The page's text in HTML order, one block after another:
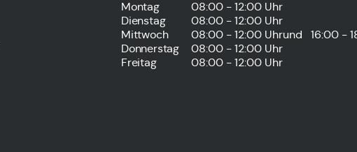
Montag
08:00 - 12:00 Uhr
Dienstag
08:00 - 12:00 Uhr
Mittwoch
08:00 - 12:00 Uhrund
16:00 -
Donnerstag
08:00 - 12:00 Uhr
Freitag
08:00 - 12:00 Uhr